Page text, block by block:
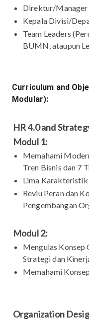
Direktur/Manager
Kepala Divisi/
Team Leaders
BUMN, ataupun
Curriculum and
Modular):
HR 4.0 and
Modul 1:
Memahami
Tren Bisnis dan 7
Lima
Reviu Peran dan
Pengembangan
Modul 2:
Mengulas Konsep
Strategi dan
Memahami
Organization